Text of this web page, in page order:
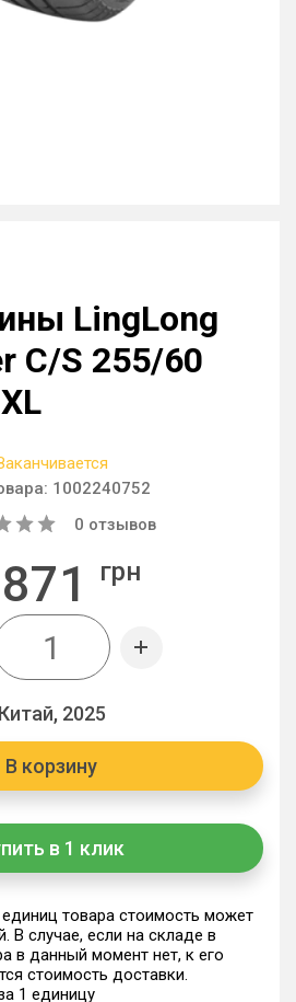
LingLong
C/S 255/60
1002240752
0 отзывов
грн
Китай, 2025
В корзину
в 1 клик
товара стоимость может
В случае, если на складе в
в данный момент нет, к его
стоимость доставки.
1 единицу